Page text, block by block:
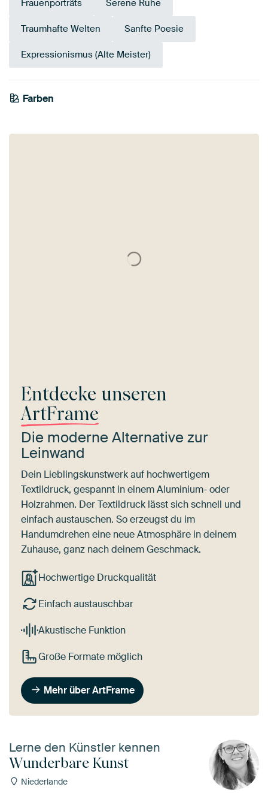
Frauenporträts Serene Ruhe
Traumhafte Welten Sanfte Poesie
Expressionismus (Alte Meister)
Farben
Beige
Early Dew
Entdecke unseren
ArtFrame
Die moderne Alternative zur
Leinwand
Dein Lieblingskunstwerk auf hochwertigem
Textildruck, gespannt in einem Aluminium- oder
Holzrahmen. Der Textildruck lässt sich schnell und
einfach austauschen. So erzeugst du im
Handumdrehen eine neue Atmosphäre in deinem
Zuhause, ganz nach deinem Geschmack.
Hochwertige Druckqualität
Einfach austauschbar
Akustische Funktion
Große Formate möglich
Mehr über ArtFrame
Lerne den Künstler kennen
Wunderbare Kunst
Niederlande